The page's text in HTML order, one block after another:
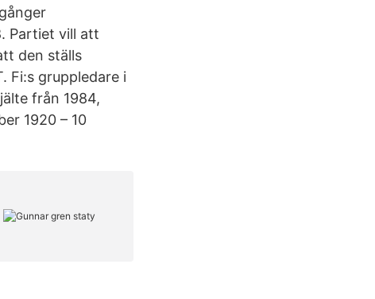
Partiet vill att
den ställs
Fi:s gruppledare i
från 1984,
1920 – 10